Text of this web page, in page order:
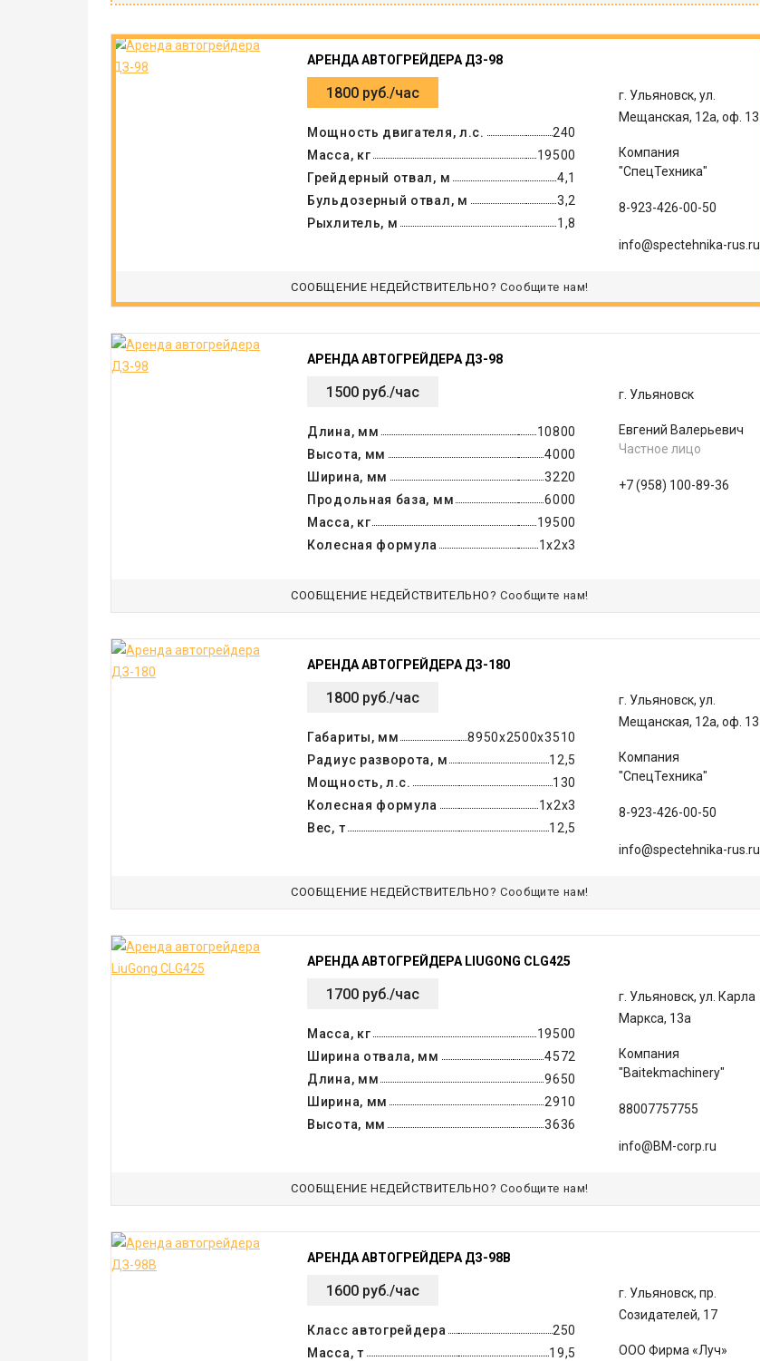
АРЕНДА АВТОГРЕЙДЕРА ДЗ-98
1800 руб./час
Мощность двигателя, л.с.
240
Масса, кг
19500
Грейдерный отвал, м
4,1
Бульдозерный отвал, м
3,2
Рыхлитель, м
1,8
г. Ульяновск, ул.
Мещанская, 12а, оф. 13
Компания
"СпецТехника"
‎8-923-426-00-50
info@spectehnika-rus.ru
СООБЩЕНИЕ НЕДЕЙСТВИТЕЛЬНО? Сообщите нам!
АРЕНДА АВТОГРЕЙДЕРА ДЗ-98
1500 руб./час
Длина, мм
10800
Высота, мм
4000
Ширина, мм
3220
Продольная база, мм
6000
Масса, кг
19500
Колесная формула
1х2х3
г. Ульяновск
Евгений Валерьевич
Частное лицо
+7 (958) 100-89-36
СООБЩЕНИЕ НЕДЕЙСТВИТЕЛЬНО? Сообщите нам!
АРЕНДА АВТОГРЕЙДЕРА ДЗ-180
1800 руб./час
Габариты, мм
8950х2500х3510
Радиус разворота, м
12,5
Мощность, л.с.
130
Колесная формула
1х2х3
Вес, т
12,5
г. Ульяновск, ул.
Мещанская, 12а, оф. 13
Компания
"СпецТехника"
8-923-426-00-50
info@spectehnika-rus.ru
СООБЩЕНИЕ НЕДЕЙСТВИТЕЛЬНО? Сообщите нам!
АРЕНДА АВТОГРЕЙДЕРА LIUGONG CLG425
1700 руб./час
Масса, кг
19500
Ширина отвала, мм
4572
Длина, мм
9650
Ширина, мм
2910
Высота, мм
3636
г. Ульяновск, ул. Карла
Маркса, 13а
Компания
"Baitekmachinery"
88007757755
info@BM-corp.ru
СООБЩЕНИЕ НЕДЕЙСТВИТЕЛЬНО? Сообщите нам!
АРЕНДА АВТОГРЕЙДЕРА ДЗ-98В
1600 руб./час
Класс автогрейдера
250
Масса, т
19,5
г. Ульяновск, пр.
Созидателей, 17
ООО Фирма «Луч»